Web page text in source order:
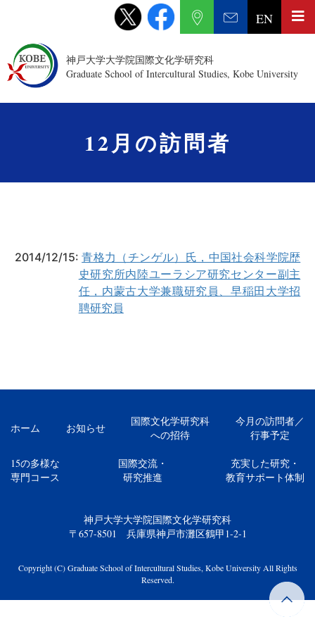
神戸大学大学院国際文化学研究科
Graduate School of Intercultural Studies, Kobe University
EN
12月の訪問者
2014/12/15:青格力（チンゲル）氏，中国社会科学院歴
史研究所内陸ユーラシア研究センター副主
任，内蒙古大学兼職研究員、早稲田大学招
聘研究員
ホーム お知らせ
国際文化学研究科
への招待
今月の訪問者／
行事予定
15の多様な
専門コース
国際交流・
研究推進
充実した研究・
教育サポート体制
神戸大学大学院国際文化学研究科
〒657-8501 兵庫県神戸市灘区鶴甲1-2-1
Copyright (C) Graduate School of Intercultural Studies, Kobe University All Rights
Reserved.